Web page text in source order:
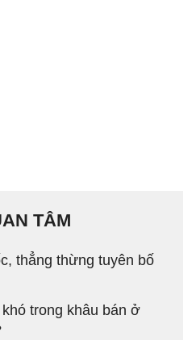
TÂM
thẳng thừng tuyên bố
trong khâu bán ở